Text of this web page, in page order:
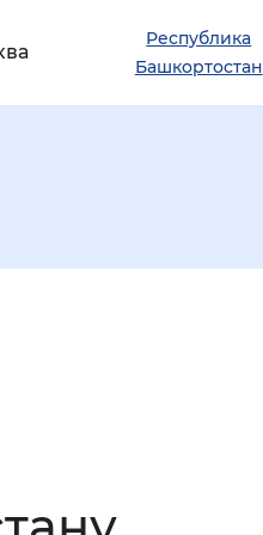
Республика
Башкортостан